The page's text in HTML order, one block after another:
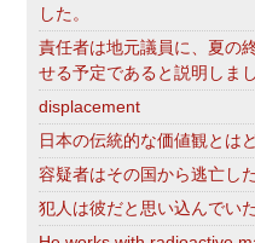
した。
責任者は地元議員に、夏の
せる予定であると説明しまし
displacement
日本の伝統的な価値観とは
容疑者はその国から逃亡した
犯人は彼だと思い込んでいた